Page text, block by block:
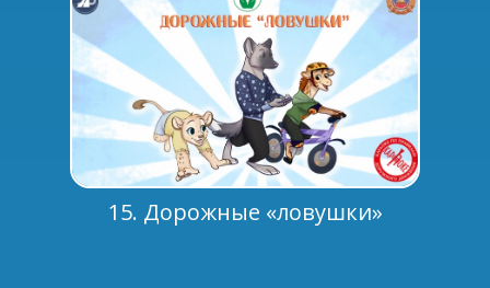
15. Дорожные «ловушки»